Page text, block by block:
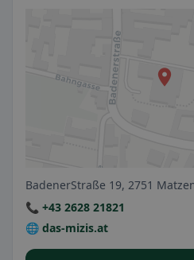
BadenerStraße 19, 2751
📞 +43 2628 21821
🌐 das-mizis.at